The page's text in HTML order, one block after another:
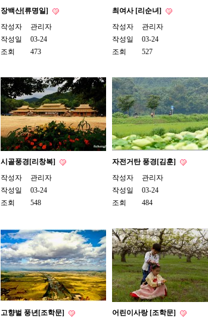
장백산[류명일]
작성자
관리자
작성일
03-24
조회
473
최여사 [리순녀]
작성자
관리자
작성일
03-24
조회
527
시골풍경[리창복]
작성자
관리자
작성일
03-24
조회
548
자전거탄 풍경[김훈]
작성자
관리자
작성일
03-24
조회
484
고향벌 풍년[조학문]
어린이사랑 [조학문]